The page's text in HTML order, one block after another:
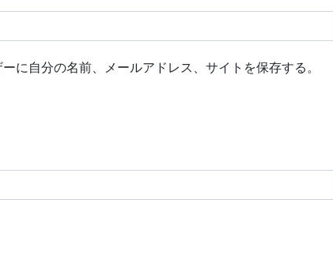
に自分の名前、メールアドレス、サイトを保存する。